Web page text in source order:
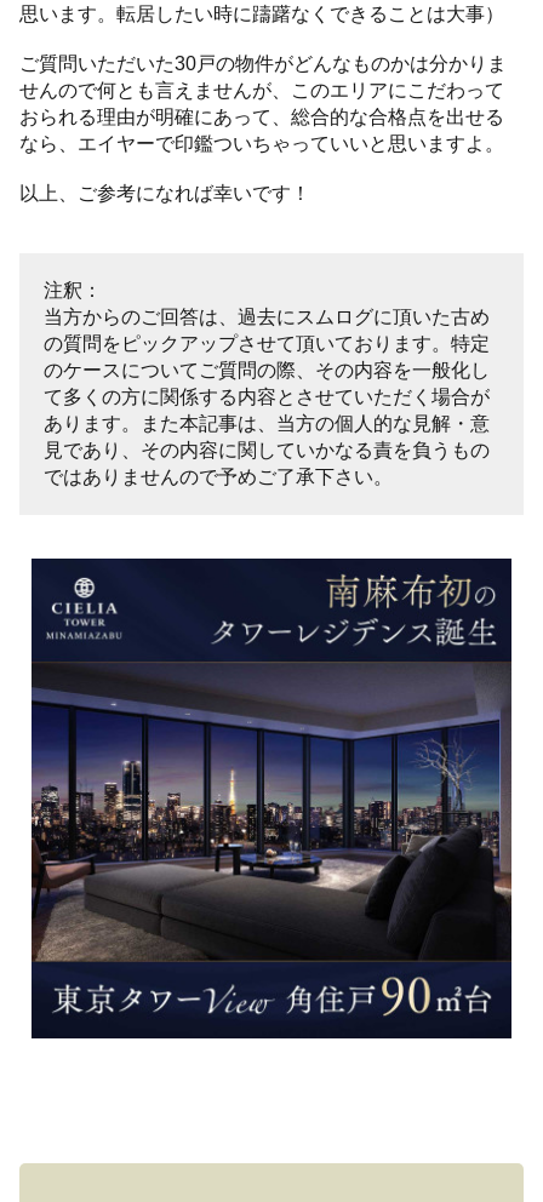
思います。転居したい時に躊躇なくできることは大事）
ご質問いただいた30戸の物件がどんなものかは分かりま
せんので何とも言えませんが、このエリアにこだわって
おられる理由が明確にあって、総合的な合格点を出せる
なら、エイヤーで印鑑ついちゃっていいと思いますよ。
以上、ご参考になれば幸いです！
注釈：
当方からのご回答は、過去にスムログに頂いた古め
の質問をピックアップさせて頂いております。特定
のケースについてご質問の際、その内容を一般化し
て多くの方に関係する内容とさせていただく場合が
あります。また本記事は、当方の個人的な見解・意
見であり、その内容に関していかなる責を負うもの
ではありませんので予めご了承下さい。